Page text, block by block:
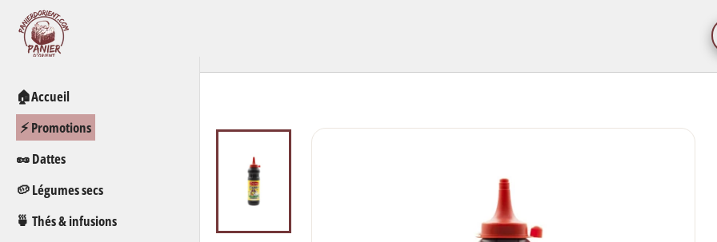
Passer
contenu
🏠Accueil
⚡ Promotions
🥜 Dattes
🥔 Légumes secs
🍵 Thés & infusions